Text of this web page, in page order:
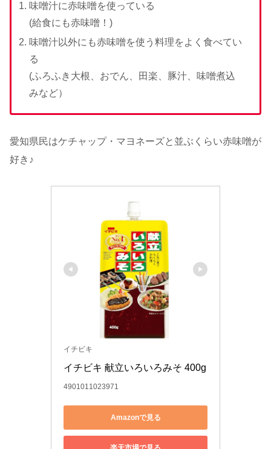
味噌汁に赤味噌を使っている
(給食にも赤味噌！)
味噌汁以外にも赤味噌を使う料理をよく食べてい
る
(ふろふき大根、おでん、田楽、豚汁、味噌煮込
みなど）
愛知県民はケチャップ・マヨネーズと並ぶくらい赤味噌が
好き♪
イチビキ
イチビキ 献立いろいろみそ 400g
4901011023971
Amazonで見る